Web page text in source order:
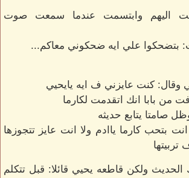
اليهم وابتسمت عندما سمعت صوت
بتضحكوا علي ايه ضحكوني معاكم...
وقال: كنت عايزني ف ايه يايحيي
من بابا انك اتقدمت لكارما
صامتا يتابع حديثه
بتحب كارما ياادم ولا انت عايز تتجوزها
ولكن قاطعه يحيي قائلا: قبل تتكلم